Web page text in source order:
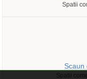
Spatii
Scaun
Spatii